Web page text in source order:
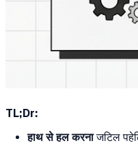
TL;Dr:
हाथ से हल करनाजटिल